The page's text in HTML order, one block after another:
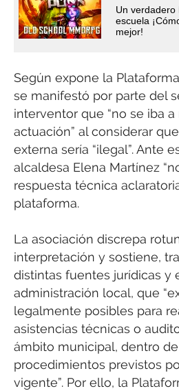
Un verdadero
escuela
mejor!
Según expone la
se manifestó por parte del
interventor que “no se iba a
actuación” al considerar
externa sería “ilegal”. Ante
alcaldesa Elena Martínez
respuesta técnica
plataforma.
La asociación discrepa
interpretación y sostiene,
distintas fuentes jurídicas y
administración local, que
legalmente posibles para
asistencias técnicas o
ámbito municipal, dentro
procedimientos previstos
vigente”. Por ello, la